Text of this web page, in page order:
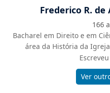
Frederico R.
166
Bacharel em Direito e em
área da História da
Escreveu
Ver